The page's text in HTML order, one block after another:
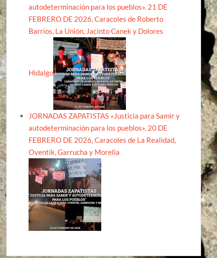
autodeterminación para los pueblos». 21 DE
FEBRERO DE 2026, Caracoles de Roberto
Barrios, La Unión, Jacinto Canek y Dolores
Hidalgo
JORNADAS ZAPATISTAS «Justicia para Samir y
autodeterminación para los pueblos». 20 DE
FEBRERO DE 2026, Caracoles de La Realidad,
Oventik, Garrucha y Morelia